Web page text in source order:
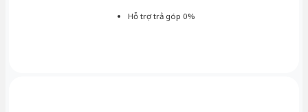
Hỗ trợ trả góp 0%